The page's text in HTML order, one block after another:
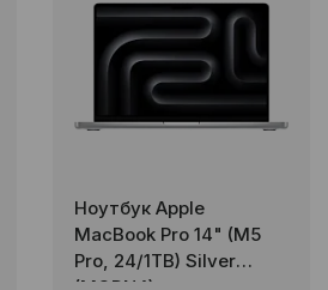
Ноутбук Apple
MacBook Pro 14" (M5
Pro, 24/1TB) Silver